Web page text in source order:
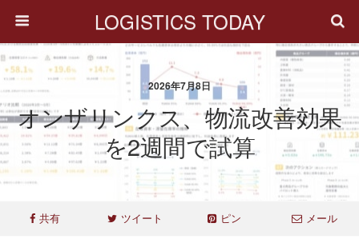
LOGISTICS TODAY
2026年7月8日
オンザリンクス、物流改善効果
を2週間で試算
共有 ツイート ピン メール